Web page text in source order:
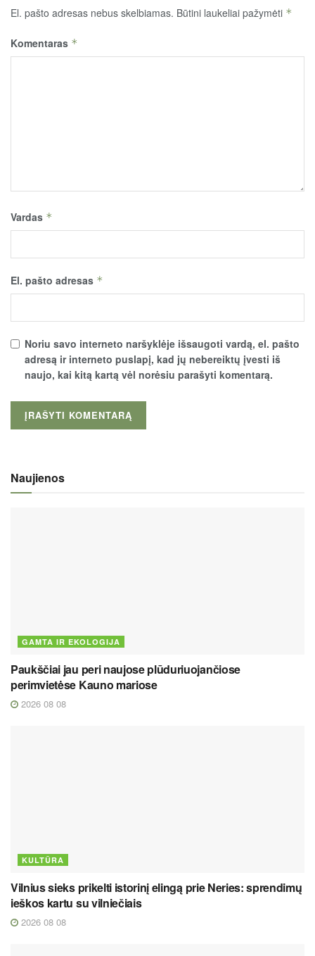
El. pašto adresas nebus skelbiamas. Būtini laukeliai pažymėti *
Komentaras *
Vardas *
El. pašto adresas *
Noriu savo interneto naršyklėje išsaugoti vardą, el. pašto
adresą ir interneto puslapį, kad jų nebereiktų įvesti iš
naujo, kai kitą kartą vėl norėsiu parašyti komentarą.
Naujienos
GAMTA IR EKOLOGIJA
Paukščiai jau peri naujose plūduriuojančiose
perimvietėse Kauno mariose
2026 08 08
KULTŪRA
Vilnius sieks prikelti istorinį elingą prie Neries: sprendimų
ieškos kartu su vilniečiais
2026 08 08